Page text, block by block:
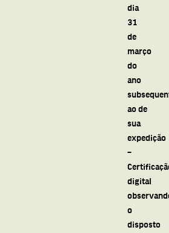
dia
31
de
março
do
ano
ao de
sua
expedição
–
digital
o
disposto